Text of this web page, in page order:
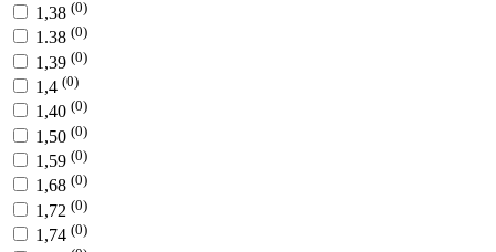
1,38 (0)
1.38 (0)
1,39 (0)
1,4 (0)
1,40 (0)
1,50 (0)
1,59 (0)
1,68 (0)
1,72 (0)
1,74 (0)